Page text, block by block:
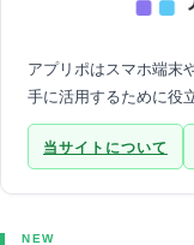
アプリポはスマホ端末
手に活用するために役
当サイトについて
NEW